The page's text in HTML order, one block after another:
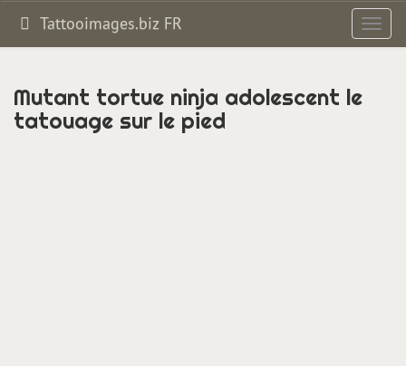
la
Tattooimages.biz FR
Mutant tortue ninja adolescent le
tatouage sur le pied